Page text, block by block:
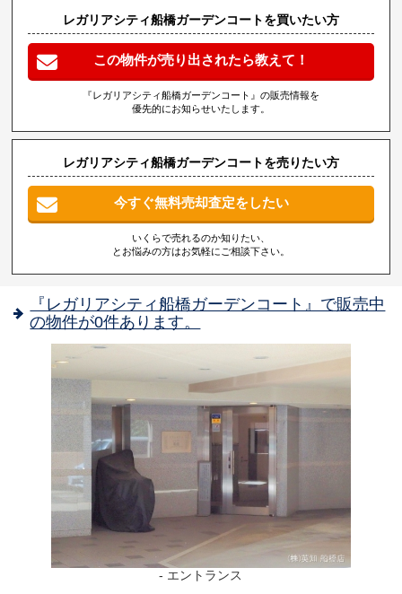
レガリアシティ船橋ガーデンコートを買いたい方
この物件が売り出されたら教えて！
『レガリアシティ船橋ガーデンコート』の販売情報を
優先的にお知らせいたします。
レガリアシティ船橋ガーデンコートを売りたい方
今すぐ無料売却査定をしたい
いくらで売れるのか知りたい、
とお悩みの方はお気軽にご相談下さい。
『レガリアシティ船橋ガーデンコート』で販売中
の物件が0件あります。
- エントランス